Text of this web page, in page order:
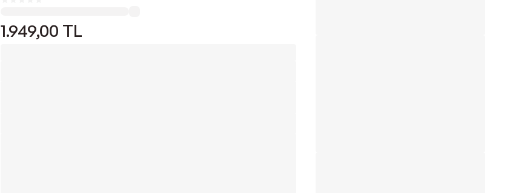
1.949,00 TL